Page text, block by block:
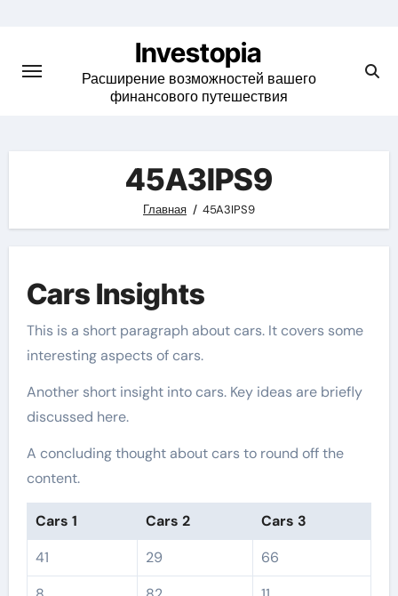
content
Investopia
Расширение возможностей вашего
финансового путешествия
45A3IPS9
Главная 45A3IPS9
Cars Insights
This is a short paragraph about cars. It covers some
interesting aspects of cars.
Another short insight into cars. Key ideas are briefly
discussed here.
A concluding thought about cars to round off the
content.
Cars 1 Cars 2
Cars 3
41
29
66